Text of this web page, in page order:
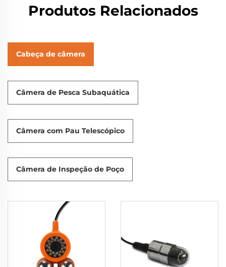
Produtos Relacionados
Cabeça de câmera
Câmera de Pesca Subaquática
Câmera com Pau Telescópico
Câmera de Inspeção de Poço